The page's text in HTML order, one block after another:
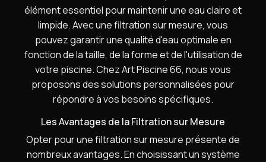
élément essentiel pour maintenir une eau claire et
limpide. Avec une filtration sur mesure, vous
pouvez garantir une qualité d'eau optimale en
fonction de la taille, de la forme et de l'utilisation de
votre piscine. Chez Art Piscine 66, nous vous
proposons des solutions personnalisées pour
répondre à vos besoins spécifiques.
Les Avantages de la Filtration sur Mesure
Opter pour une filtration sur mesure présente de
nombreux avantages. En choisissant un système